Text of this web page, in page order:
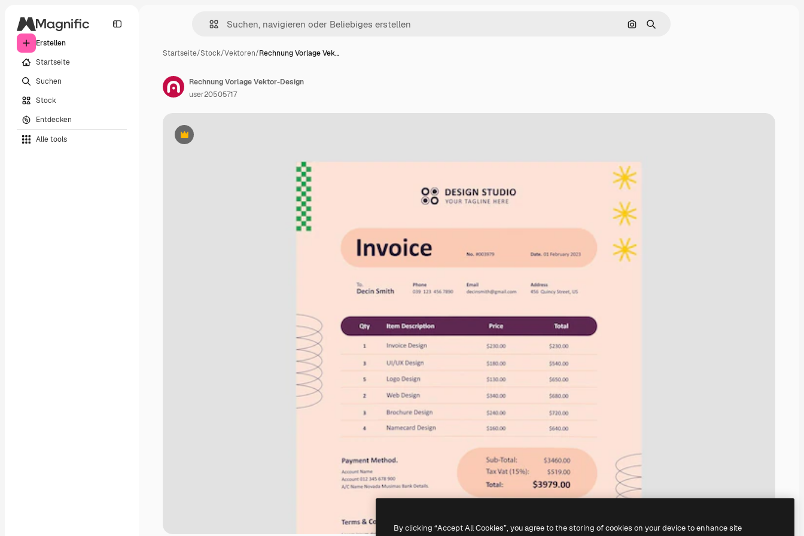
Erstellen
Startseite
Suchen
Stock
Entdecken
Alle tools
Nach Bild suchen
Suchen
Startseite/Stock/Vektoren/Rechnung Vorlage Vek…
Premium
Rechnung Vorlage Vektor-Design
user20505717
By clicking “Accept All Cookies”, you agree to the storing of cookies on your device to enhance site